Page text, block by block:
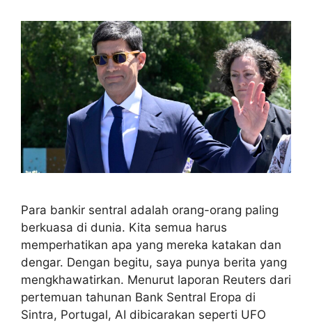
Para bankir sentral adalah orang-orang paling
berkuasa di dunia. Kita semua harus
memperhatikan apa yang mereka katakan dan
dengar. Dengan begitu, saya punya berita yang
mengkhawatirkan. Menurut laporan Reuters dari
pertemuan tahunan Bank Sentral Eropa di
Sintra, Portugal, AI dibicarakan seperti UFO